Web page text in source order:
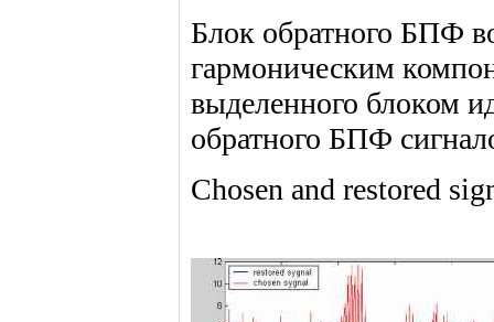
Блок обратного БПФ
гармоническим
выделенного блоком
обратного БПФ
Chosen and restored